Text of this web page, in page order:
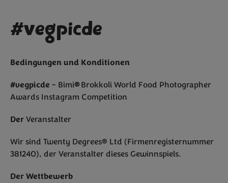
#vegpicde
Bedingungen und Konditionen
#vegpicde - Bimi®Brokkoli World Food Photographer
Awards Instagram Competition
DerVeranstalter
Wir sind Twenty Degrees® Ltd (Firmenregisternummer
381240), der Veranstalter dieses Gewinnspiels.
Der Wettbewerb